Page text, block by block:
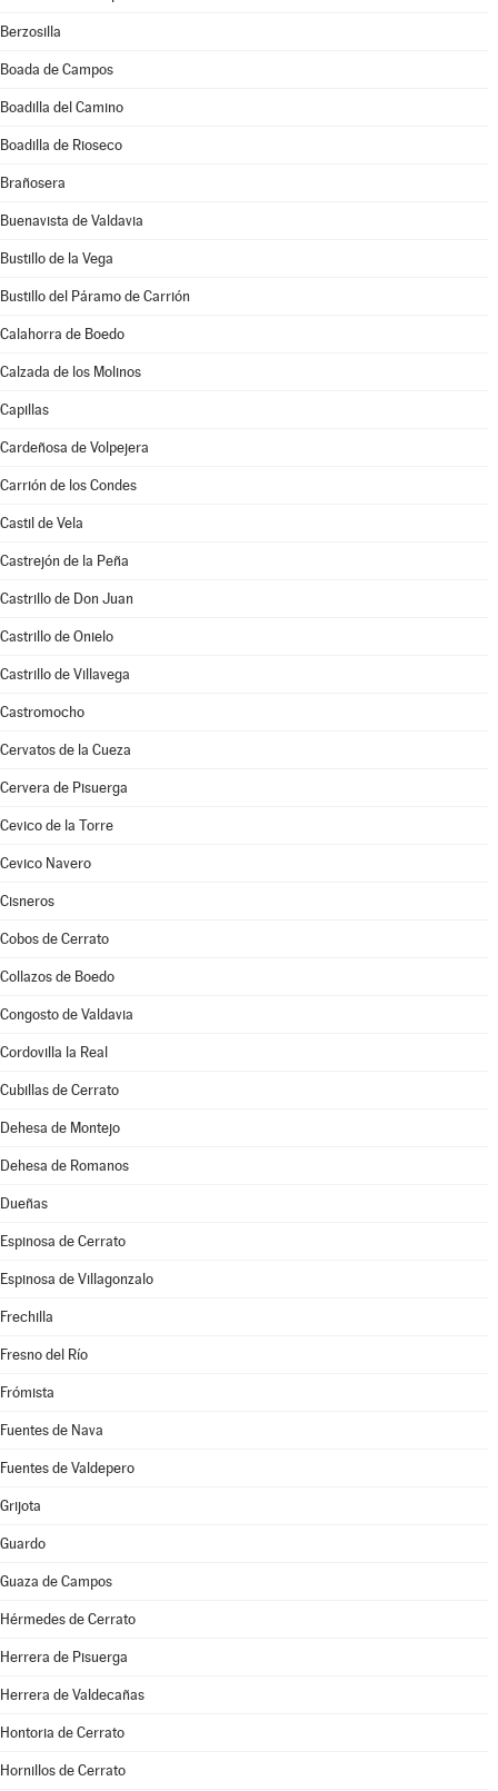
Berzosilla
Boada de Campos
Boadilla del Camino
Boadilla de Rioseco
Brañosera
Buenavista de Valdavia
Bustillo de la Vega
Bustillo del Páramo de Carrión
Calahorra de Boedo
Calzada de los Molinos
Capillas
Cardeñosa de Volpejera
Carrión de los Condes
Castil de Vela
Castrejón de la Peña
Castrillo de Don Juan
Castrillo de Onielo
Castrillo de Villavega
Castromocho
Cervatos de la Cueza
Cervera de Pisuerga
Cevico de la Torre
Cevico Navero
Cisneros
Cobos de Cerrato
Collazos de Boedo
Congosto de Valdavia
Cordovilla la Real
Cubillas de Cerrato
Dehesa de Montejo
Dehesa de Romanos
Dueñas
Espinosa de Cerrato
Espinosa de Villagonzalo
Frechilla
Fresno del Río
Frómista
Fuentes de Nava
Fuentes de Valdepero
Grijota
Guardo
Guaza de Campos
Hérmedes de Cerrato
Herrera de Pisuerga
Herrera de Valdecañas
Hontoria de Cerrato
Hornillos de Cerrato